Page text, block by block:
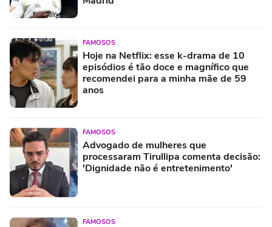
FAMOSOS
Hoje na Netflix: esse k-drama de 10
episódios é tão doce e magnífico que
recomendei para a minha mãe de 59
anos
FAMOSOS
Advogado de mulheres que
processaram Tirullipa comenta decisão:
'Dignidade não é entretenimento'
FAMOSOS